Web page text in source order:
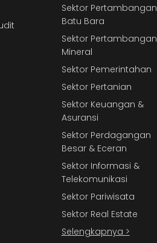
Sektor Pertambangan
Batu Bara
Sektor Pertambangan
Mineral
Sektor Pemerintahan
Sektor Pertanian
Sektor Keuangan &
Asuransi
Sektor Perdagangan
Besar & Eceran
Sektor Informasi &
Telekomunikasi
Sektor Pariwisata
Sektor Real Estate
Selengkapnya >